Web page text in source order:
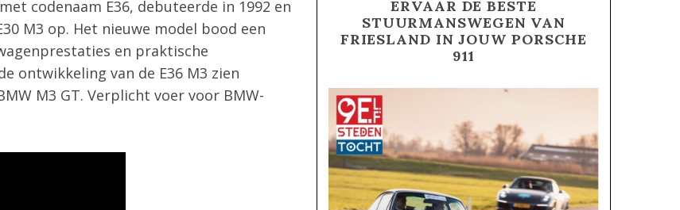
codenaam E36, debuteerde in 1992 en
M3 op. Het nieuwe model bood een
en praktische
ontwikkeling van de E36 M3 zien
M3 GT. Verplicht voer voor BMW-
ERVAAR DE BESTE
STUURMANSWEGEN VAN
FRIESLAND IN JOUW PORSCHE
911